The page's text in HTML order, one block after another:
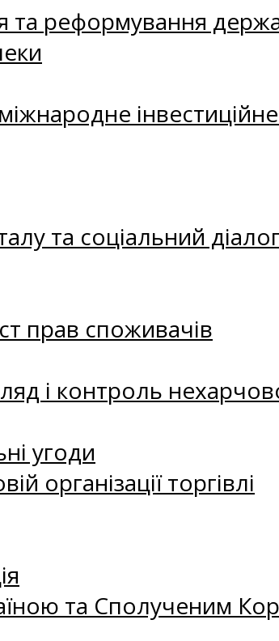
та реформування
та соціальний діалог
прав споживачів
і контроль
угоди
організації торгівлі
та Сполученим